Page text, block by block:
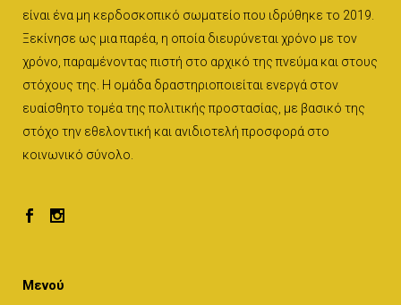
είναι ένα μη κερδοσκοπικό σωματείο που ιδρύθηκε το 2019.
Ξεκίνησε ως μια παρέα, η οποία διευρύνεται χρόνο με τον
χρόνο, παραμένοντας πιστή στο αρχικό της πνεύμα και στους
στόχους της. Η ομάδα δραστηριοποιείται ενεργά στον
ευαίσθητο τομέα της πολιτικής προστασίας, με βασικό της
στόχο την εθελοντική και ανιδιοτελή προσφορά στο
κοινωνικό σύνολο.
Μενού